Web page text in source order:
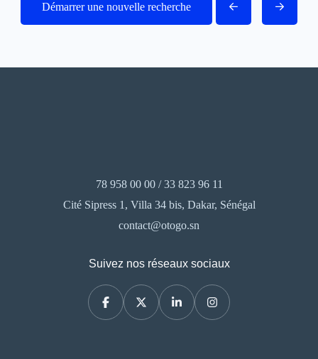
Démarrer une nouvelle recherche
78 958 00 00 / 33 823 96 11
Cité Sipress 1, Villa 34 bis, Dakar, Sénégal
contact@otogo.sn
Suivez nos réseaux sociaux